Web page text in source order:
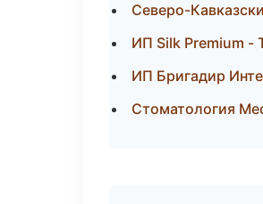
Северо-
ИП Silk Premium -
ИП Бригадир
Стоматология